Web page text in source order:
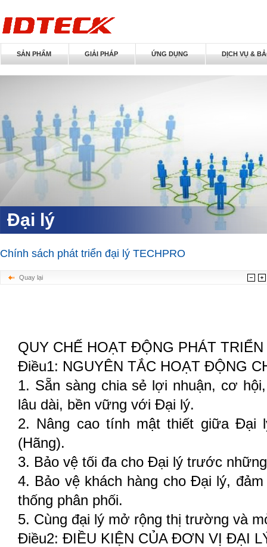
SẢN PHẨM GIẢI PHÁP ỨNG DỤNG DỊCH VỤ &
Đại lý
Chính sách phát triển đại lý TECHPRO
Quay lại
QUY CHẾ HOẠT ĐỘNG PHÁT
Điều1: NGUYÊN TẮC HOẠT ĐỘNG
1. Sẵn sàng chia sẻ lợi nhuận, cơ
lâu dài, bền vững với Đại lý.
2. Nâng cao tính mật thiết giữa Đại
(Hãng).
3. Bảo vệ tối đa cho Đại lý trước
4. Bảo vệ khách hàng cho Đại lý,
thống phân phối.
5. Cùng đại lý mở rộng thị trường và
Điều2: ĐIỀU KIỆN CỦA ĐƠN VỊ ĐẠI